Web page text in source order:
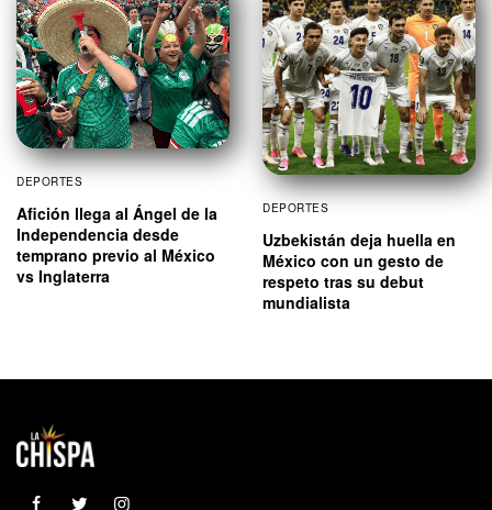
DEPORTES
Afición llega al Ángel de la
Independencia desde
temprano previo al México
vs Inglaterra
DEPORTES
Uzbekistán deja huella en
México con un gesto de
respeto tras su debut
mundialista